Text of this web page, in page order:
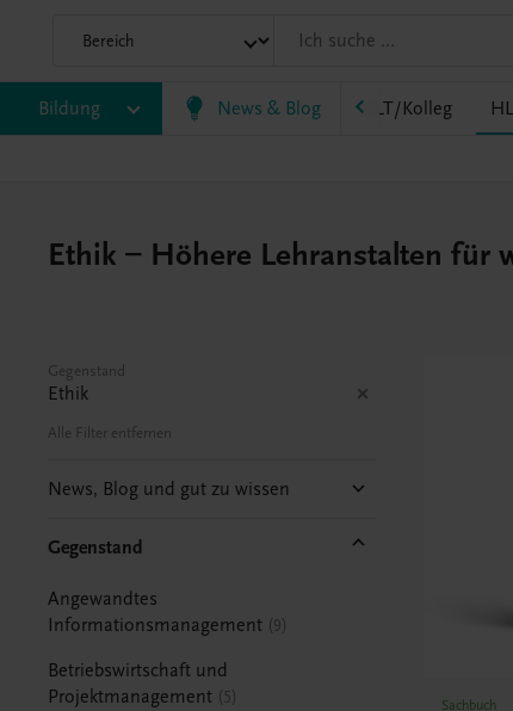
Bildung News & Blog
HF/TFS HLM/HLK HLPS/FSB HLT/Kolleg
Ethik – Höhere Lehranstalten für
Gegenstand
Ethik
Alle Filter entfernen
News, Blog und gut zu wissen
Gegenstand
Angewandtes
Informationsmanagement 9
Betriebswirtschaft und
Projektmanagement
5 Sachbuch